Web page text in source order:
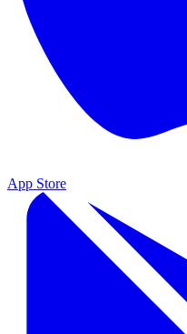
App Store